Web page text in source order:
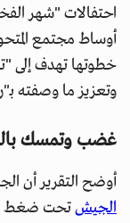
احتفالات "شهر
أوساط مجتمع
خطوتها تهدف إلى
وتعزيز ما وصفته
غضب وتمسك
أوضح التقرير أن
الجيشتحت ضغط